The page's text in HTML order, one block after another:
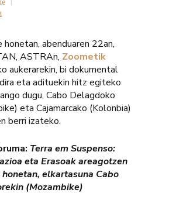
abenduaren 22an,
ASTRAn, Zoometik
aukerarekin, bi dokumental
eta adituekin hitz egiteko
dugu, Cabo Delagdoko
eta Cajamarcako (Kolonbia)
berri izateko.
Terra em Suspenso:
eta Erasoak areagotzen
elkartasuna Cabo
(Mozambike)